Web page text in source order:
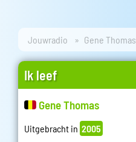
Jouwradio Gene Thomas
Ik leef
Gene Thomas
Uitgebracht in 2005